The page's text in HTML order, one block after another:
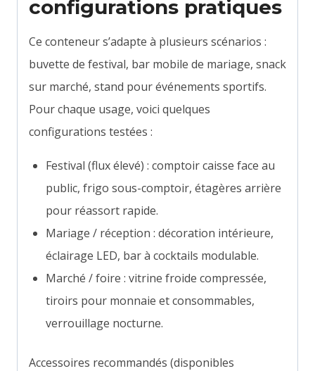
configurations pratiques
Ce conteneur s’adapte à plusieurs scénarios :
buvette de festival, bar mobile de mariage, snack
sur marché, stand pour événements sportifs.
Pour chaque usage, voici quelques
configurations testées :
Festival (flux élevé) : comptoir caisse face au
public, frigo sous-comptoir, étagères arrière
pour réassort rapide.
Mariage / réception : décoration intérieure,
éclairage LED, bar à cocktails modulable.
Marché / foire : vitrine froide compressée,
tiroirs pour monnaie et consommables,
verrouillage nocturne.
Accessoires recommandés (disponibles